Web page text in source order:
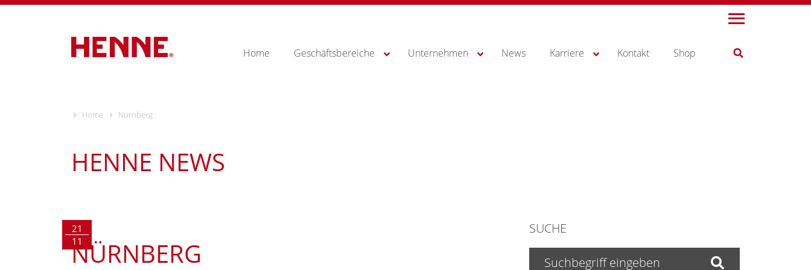
Skip
Home
Geschäftsbereiche Unternehmen News Karriere Kontakt Shop
Home Nürnberg
HENNE NEWS
21
11
NÜRNBERG
SUCHE